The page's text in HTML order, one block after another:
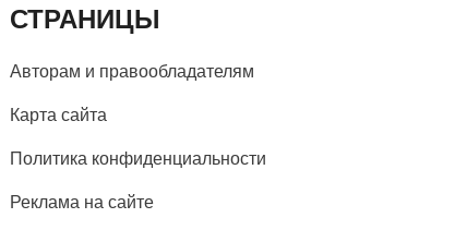
СТРАНИЦЫ
Авторам и правообладателям
Карта сайта
Политика конфиденциальности
Реклама на сайте